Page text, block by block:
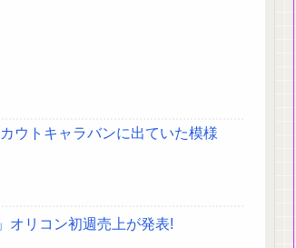
ウトキャラバンに出ていた模様
オリコン初週売上が発表!